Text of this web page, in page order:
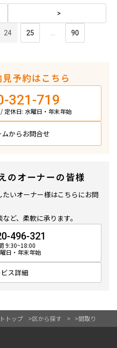
トップ 区から探す 間取り
24 25 ... 90
予約はこちら
321-719
定休日: 水曜日・年末年始
ムから お問合せ
のオーナーの皆様
いオーナー様はこちらにお問
ど、柔軟に承ります。
496-321
9:30~18:00
日・年末年始
ス詳細